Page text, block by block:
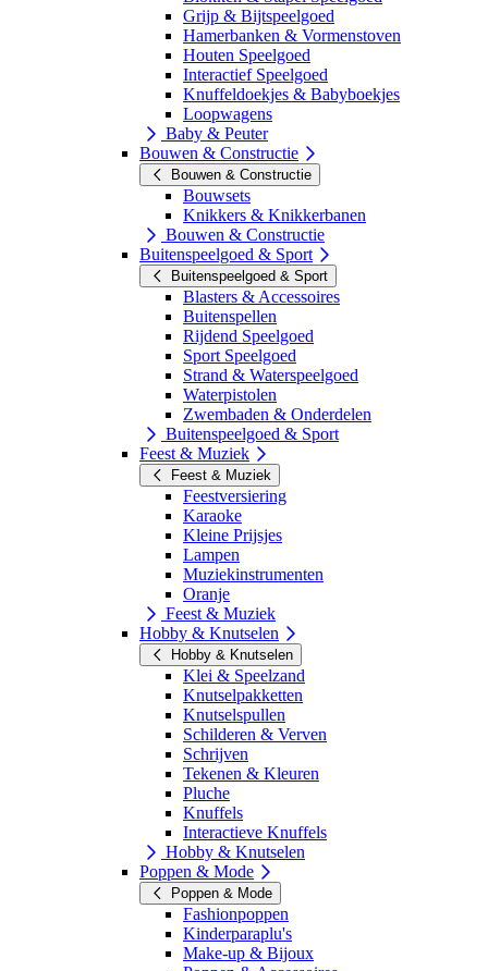
Grijp & Bijtspeelgoed
Hamerbanken & Vormenstoven
Houten Speelgoed
Interactief Speelgoed
Knuffeldoekjes & Babyboekjes
Loopwagens
Baby & Peuter
Bouwen & Constructie
Bouwen & Constructie
Bouwsets
Knikkers & Knikkerbanen
Bouwen & Constructie
Buitenspeelgoed & Sport
Buitenspeelgoed & Sport
Blasters & Accessoires
Buitenspellen
Rijdend Speelgoed
Sport Speelgoed
Strand & Waterspeelgoed
Waterpistolen
Zwembaden & Onderdelen
Buitenspeelgoed & Sport
Feest & Muziek
Feest & Muziek
Feestversiering
Karaoke
Kleine Prijsjes
Lampen
Muziekinstrumenten
Oranje
Feest & Muziek
Hobby & Knutselen
Hobby & Knutselen
Klei & Speelzand
Knutselpakketten
Knutselspullen
Schilderen & Verven
Schrijven
Tekenen & Kleuren
Pluche
Knuffels
Interactieve Knuffels
Hobby & Knutselen
Poppen & Mode
Poppen & Mode
Fashionpoppen
Kinderparaplu's
Make-up & Bijoux